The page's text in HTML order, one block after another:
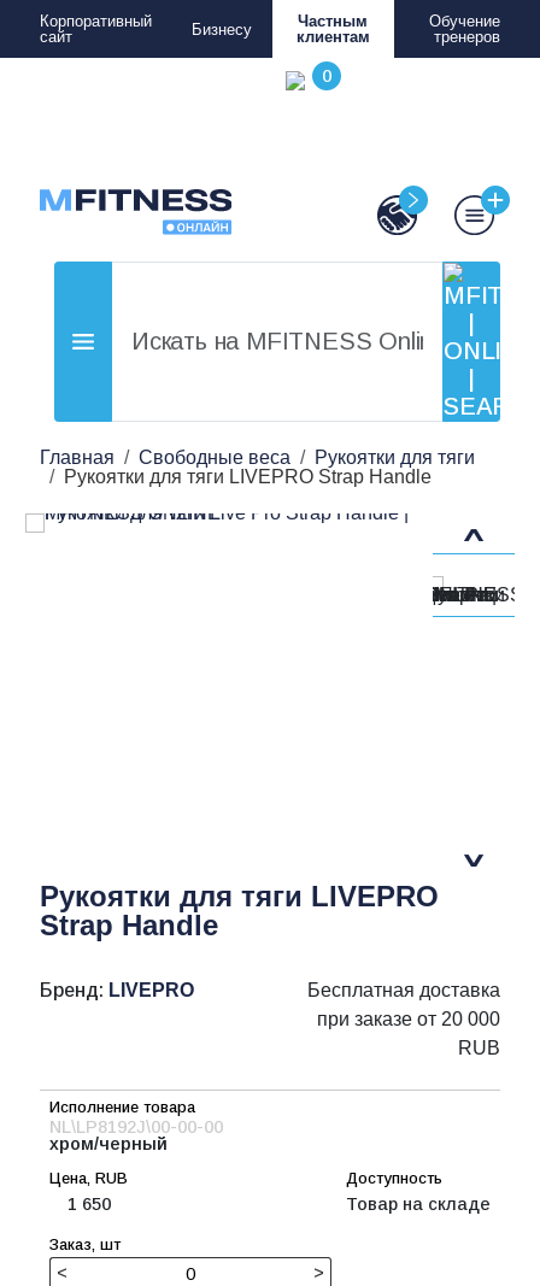
Корпоративный
сайт
Бизнесу
Частным
клиентам
Обучение
тренеров
Главная Свободные веса
Рукоятки для тяги
Рукоятки для тяги LIVEPRO Strap Handle
Рукоятки для тяги LIVEPRO
Strap Handle
Бренд: LIVEPRO
Бесплатная доставка
при заказе от 20 000
RUB
NL\LP8192J\00-00-00
хром/черный
1 650 Товар на складе
< >